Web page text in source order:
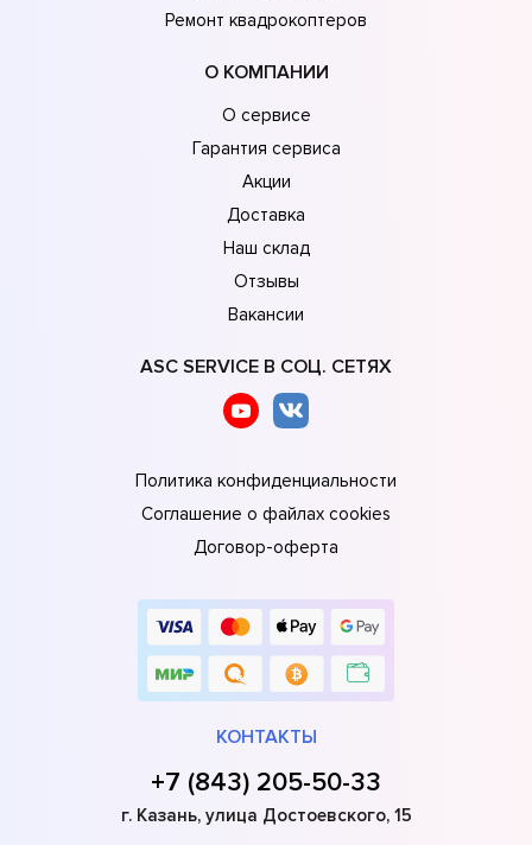
Ремонт квадрокоптеров
О КОМПАНИИ
О сервисе
Гарантия сервиса
Акции
Доставка
Наш склад
Отзывы
Вакансии
ASC SERVICE В СОЦ. СЕТЯХ
Политика конфиденциальности
Соглашение о файлах cookies
Договор-оферта
КОНТАКТЫ
+7 (843) 205-50-33
г. Казань, улица Достоевского, 15